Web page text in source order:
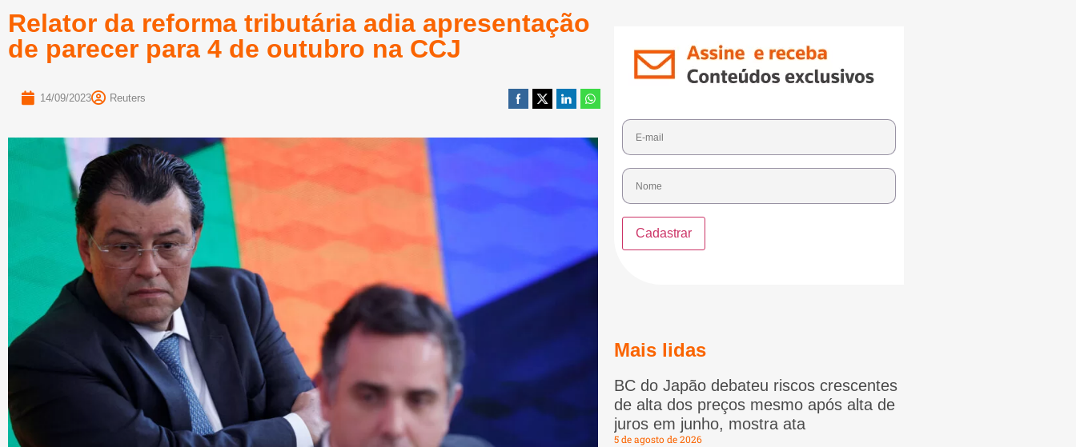
Relator da reforma tributária adia apresentação
de parecer para 4 de outubro na CCJ
14/09/2023 Reuters
Mais lidas
BC do Japão debateu riscos crescentes
de alta dos preços mesmo após alta de
juros em junho, mostra ata
5 de agosto de 2026